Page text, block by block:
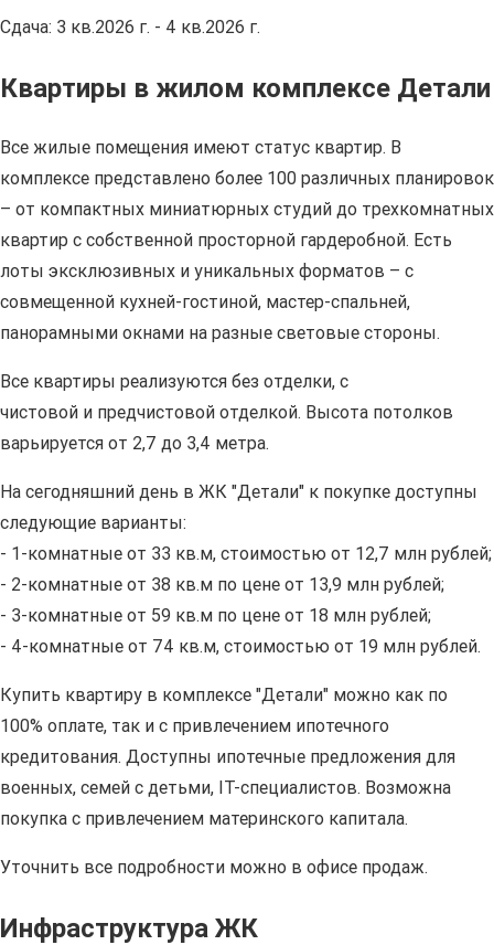
Сдача: 3 кв.2026 г. - 4 кв.2026 г.
Квартиры в жилом комплексе Детали
Все жилые помещения имеют статус квартир. В
комплексе представлено более 100 различных планировок
– от компактных миниатюрных студий до трехкомнатных
квартир с собственной просторной гардеробной. Есть
лоты эксклюзивных и уникальных форматов – с
совмещенной кухней-гостиной, мастер-спальней,
панорамными окнами на разные световые стороны.
Все квартиры реализуются без отделки, с
чистовой и предчистовой отделкой. Высота потолков
варьируется от 2,7 до 3,4 метра.
На сегодняшний день в ЖК "Детали" к покупке доступны
следующие варианты:
- 1-комнатные от 33 кв.м, стоимостью от 12,7 млн рублей;
- 2-комнатные от 38 кв.м по цене от 13,9 млн рублей;
- 3-комнатные от 59 кв.м по цене от 18 млн рублей;
- 4-комнатные от 74 кв.м, стоимостью от 19 млн рублей.
Купить квартиру в комплексе "Детали" можно как по
100% оплате, так и с привлечением ипотечного
кредитования. Доступны ипотечные предложения для
военных, семей с детьми, IT-специалистов. Возможна
покупка с привлечением материнского капитала.
Уточнить все подробности можно в офисе продаж.
Инфраструктура ЖК